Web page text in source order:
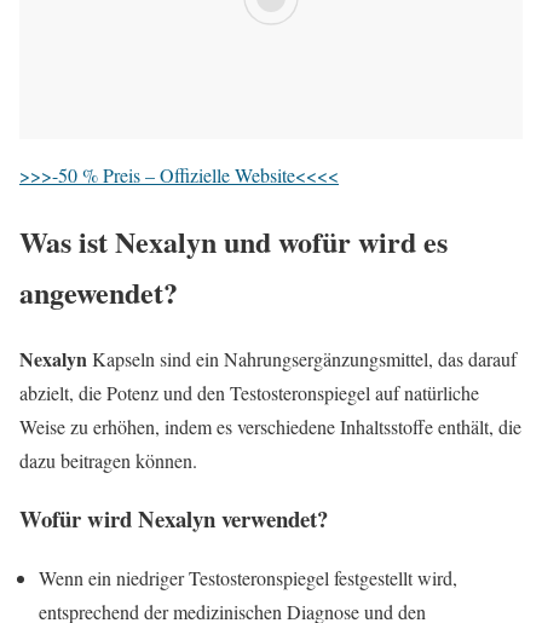
>>>-50 % Preis – Offizielle Website<<<<
Was ist Nexalyn und wofür wird es
angewendet?
NexalynKapseln sind ein Nahrungsergänzungsmittel, das darauf
abzielt, die Potenz und den Testosteronspiegel auf natürliche
Weise zu erhöhen, indem es verschiedene Inhaltsstoffe enthält, die
dazu beitragen können.
Wofür wirdNexalynverwendet?
Wenn ein niedriger Testosteronspiegel festgestellt wird,
entsprechend der medizinischen Diagnose und den